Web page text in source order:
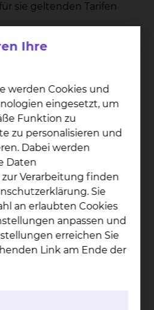
sie geltenden Tarifen
der von Ihnen gewählte
bei der
Leistung durch
des Wahlarztes
und unvorhersehbarer
Bei einer
Ihres Wahlarztes
von seinem
übernommen. Bei
für die Wahlleistung
erhalten Sie eine
Vertreter der Chefärzte
Falle der unvorhersehbaren
werden die
in Rechnung gestellt.
Ihre
werden Cookies und
eingesetzt, um
Funktion zu
zu personalisieren und
Dabei werden
Daten
Verarbeitung finden
Sie
an erlaubten Cookies
anpassen und
erreichen Sie
Link am Ende der